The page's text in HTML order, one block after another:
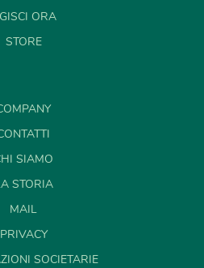
ORA
STORE
SIAMO
STORIA
MAIL
PRIVACY
SOCIETARIE